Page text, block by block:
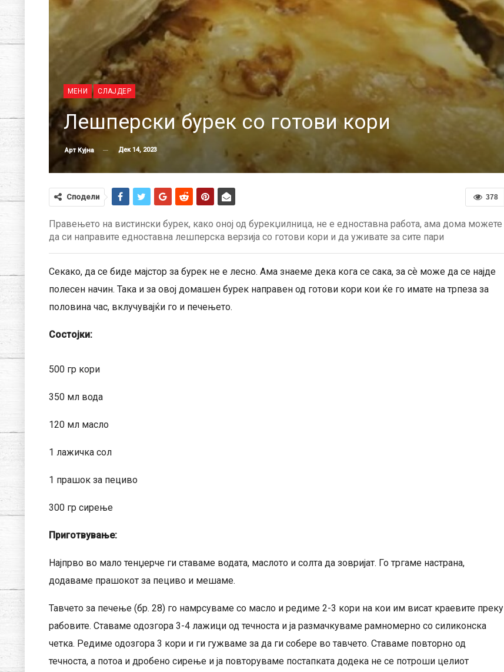
МЕНИ СЛАЈДЕР
Лешперски бурек со готови кори
Арт Кујна Дек 14, 2023
378
Сподели
Правењето на вистински бурек, како оној од бурекџилница, не е едноставна работа, ама дома можете
да си направите едноставна лешперска верзија со готови кори и да уживате за сите пари
Секако, да се биде мајстор за бурек не е лесно. Ама знаеме дека кога се сака, за сѐ може да се најде
полесен начин. Така и за овој домашен бурек направен од готови кори кои ќе го имате на трпеза за
половина час, вклучувајќи го и печењето.
Состојки:
500 гр кори
350 мл вода
120 мл масло
1 лажичка сол
1 прашок за пециво
300 гр сирење
Приготвување:
Најпрво во мало тенџерче ги ставаме водата, маслото и солта да зовријат. Го тргаме настрана,
додаваме прашокот за пециво и мешаме.
Тавчето за печење (бр. 28) го намрсуваме со масло и редиме 2-3 кори на кои им висат краевите преку
рабовите. Ставаме одозгора 3-4 лажици од течноста и ја размачкуваме рамномерно со силиконска
четка. Редиме одозгора 3 кори и ги гужваме за да ги собере во тавчето. Ставаме повторно од
течноста, а потоа и дробено сирење и ја повторуваме постапката додека не се потроши целиот